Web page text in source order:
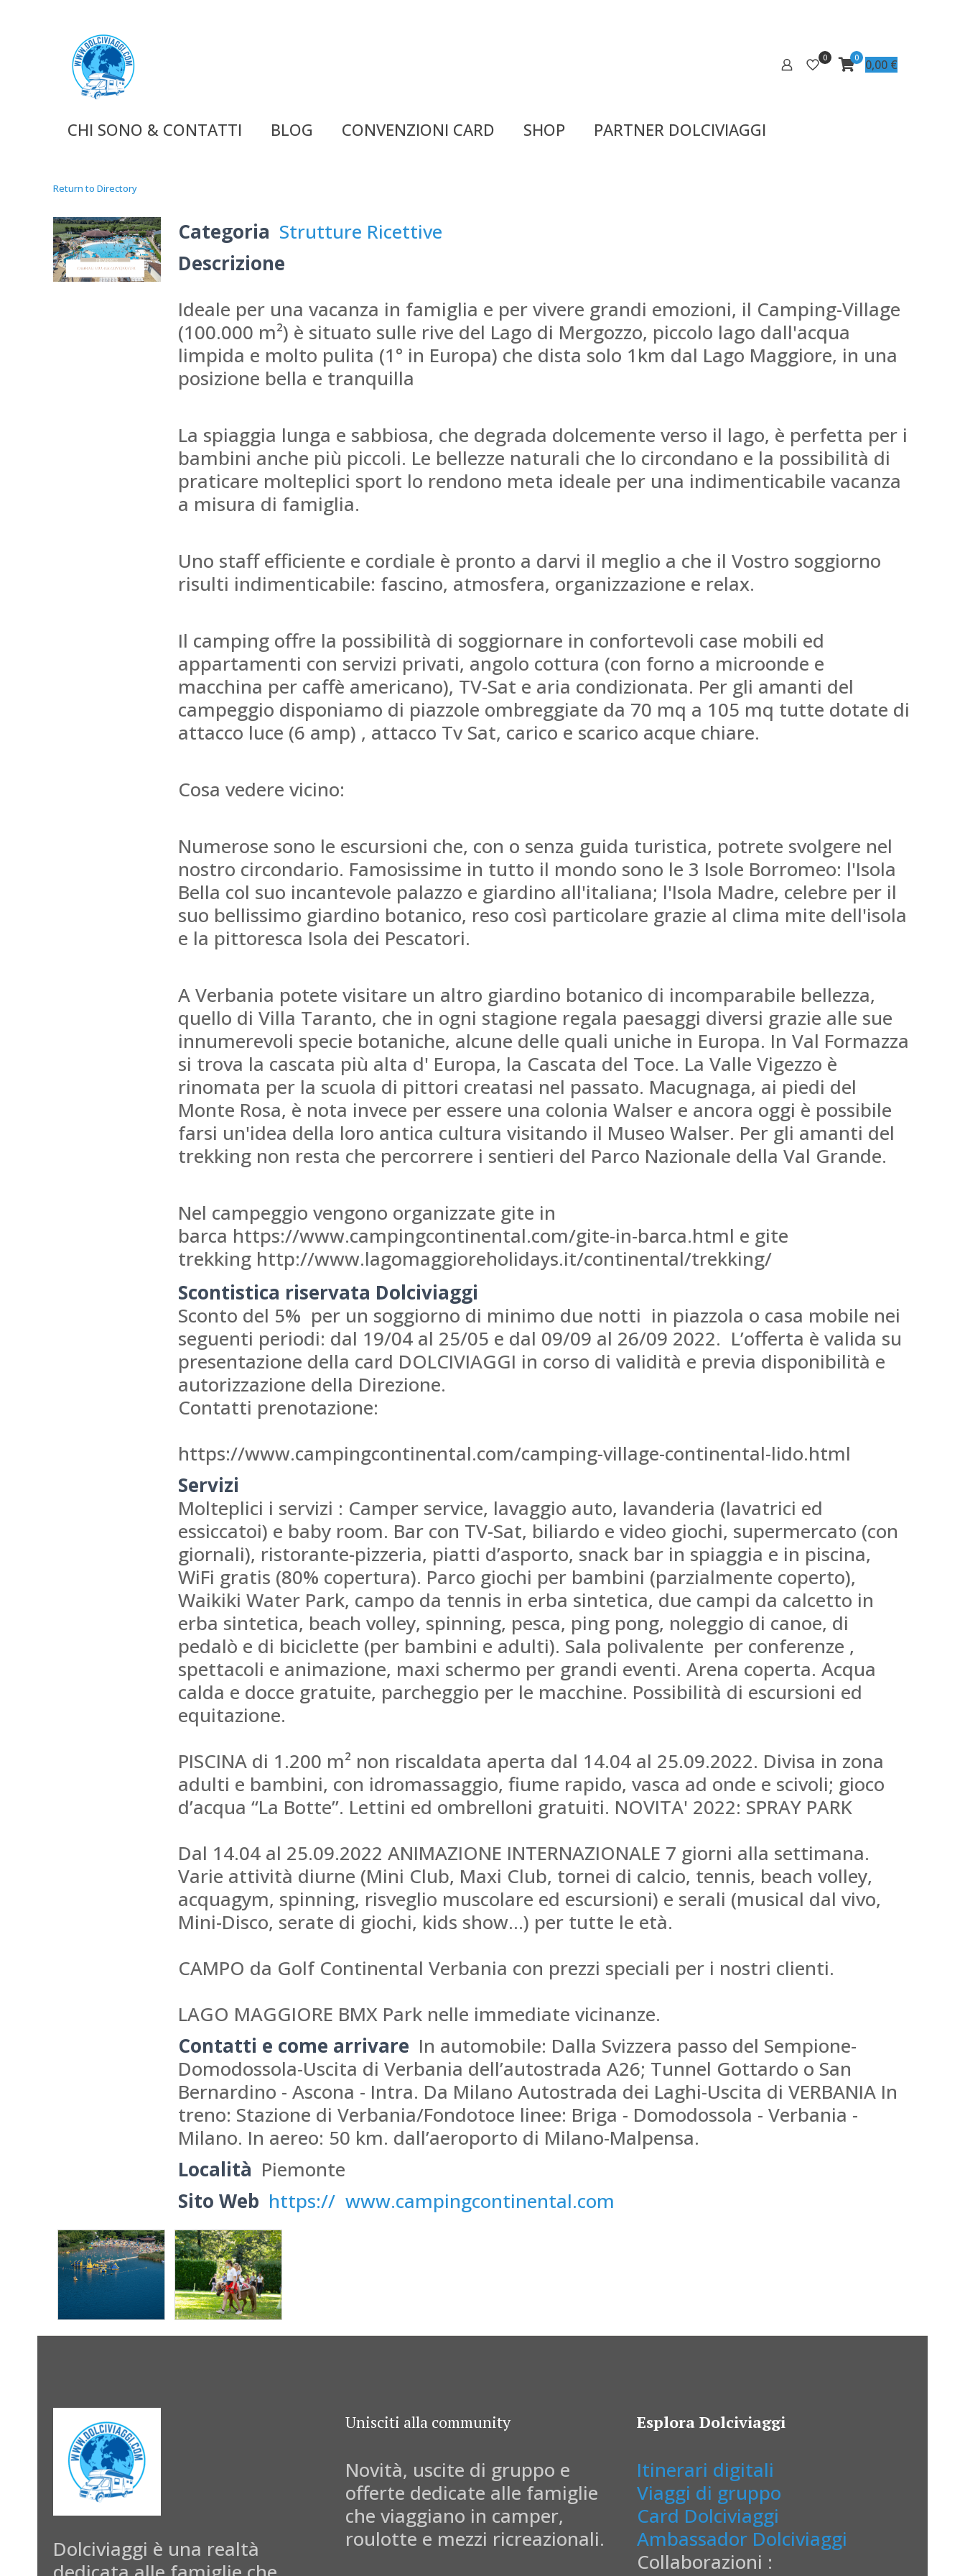
0 0 0,00 €
CHI SONO & CONTATTI BLOG CONVENZIONI CARD SHOP PARTNER DOLCIVIAGGI
Return to Directory
Categoria Strutture Ricettive
Descrizione
Ideale per una vacanza in famiglia e per vivere grandi emozioni, il Camping-Village
(100.000 m²) è situato sulle rive del Lago di Mergozzo, piccolo lago dall'acqua
limpida e molto pulita (1° in Europa) che dista solo 1km dal Lago Maggiore, in una
posizione bella e tranquilla
La spiaggia lunga e sabbiosa, che degrada dolcemente verso il lago, è perfetta per i
bambini anche più piccoli. Le bellezze naturali che lo circondano e la possibilità di
praticare molteplici sport lo rendono meta ideale per una indimenticabile vacanza
a misura di famiglia.
Uno staff efficiente e cordiale è pronto a darvi il meglio a che il Vostro soggiorno
risulti indimenticabile: fascino, atmosfera, organizzazione e relax.
Il camping offre la possibilità di soggiornare in confortevoli case mobili ed
appartamenti con servizi privati, angolo cottura (con forno a microonde e
macchina per caffè americano), TV-Sat e aria condizionata. Per gli amanti del
campeggio disponiamo di piazzole ombreggiate da 70 mq a 105 mq tutte dotate di
attacco luce (6 amp) , attacco Tv Sat, carico e scarico acque chiare.
Cosa vedere vicino:
Numerose sono le escursioni che, con o senza guida turistica, potrete svolgere nel
nostro circondario. Famosissime in tutto il mondo sono le 3 Isole Borromeo: l'Isola
Bella col suo incantevole palazzo e giardino all'italiana; l'Isola Madre, celebre per il
suo bellissimo giardino botanico, reso così particolare grazie al clima mite dell'isola
e la pittoresca Isola dei Pescatori.
A Verbania potete visitare un altro giardino botanico di incomparabile bellezza,
quello di Villa Taranto, che in ogni stagione regala paesaggi diversi grazie alle sue
innumerevoli specie botaniche, alcune delle quali uniche in Europa. In Val Formazza
si trova la cascata più alta d' Europa, la Cascata del Toce. La Valle Vigezzo è
rinomata per la scuola di pittori creatasi nel passato. Macugnaga, ai piedi del
Monte Rosa, è nota invece per essere una colonia Walser e ancora oggi è possibile
farsi un'idea della loro antica cultura visitando il Museo Walser. Per gli amanti del
trekking non resta che percorrere i sentieri del Parco Nazionale della Val Grande.
Nel campeggio vengono organizzate gite in
barca https://www.campingcontinental.com/gite-in-barca.html e gite
trekking http://www.lagomaggioreholidays.it/continental/trekking/
Scontistica riservata Dolciviaggi
Sconto del 5% per un soggiorno di minimo due notti in piazzola o casa mobile nei
seguenti periodi: dal 19/04 al 25/05 e dal 09/09 al 26/09 2022. L’offerta è valida su
presentazione della card DOLCIVIAGGI in corso di validità e previa disponibilità e
autorizzazione della Direzione.
Contatti prenotazione:
https://www.campingcontinental.com/camping-village-continental-lido.html
Servizi
Molteplici i servizi : Camper service, lavaggio auto, lavanderia (lavatrici ed
essiccatoi) e baby room. Bar con TV-Sat, biliardo e video giochi, supermercato (con
giornali), ristorante-pizzeria, piatti d’asporto, snack bar in spiaggia e in piscina,
WiFi gratis (80% copertura). Parco giochi per bambini (parzialmente coperto),
Waikiki Water Park, campo da tennis in erba sintetica, due campi da calcetto in
erba sintetica, beach volley, spinning, pesca, ping pong, noleggio di canoe, di
pedalò e di biciclette (per bambini e adulti). Sala polivalente per conferenze ,
spettacoli e animazione, maxi schermo per grandi eventi. Arena coperta. Acqua
calda e docce gratuite, parcheggio per le macchine. Possibilità di escursioni ed
equitazione.
PISCINA di 1.200 m² non riscaldata aperta dal 14.04 al 25.09.2022. Divisa in zona
adulti e bambini, con idromassaggio, fiume rapido, vasca ad onde e scivoli; gioco
d’acqua “La Botte”. Lettini ed ombrelloni gratuiti. NOVITA' 2022: SPRAY PARK
Dal 14.04 al 25.09.2022 ANIMAZIONE INTERNAZIONALE 7 giorni alla settimana.
Varie attività diurne (Mini Club, Maxi Club, tornei di calcio, tennis, beach volley,
acquagym, spinning, risveglio muscolare ed escursioni) e serali (musical dal vivo,
Mini-Disco, serate di giochi, kids show...) per tutte le età.
CAMPO da Golf Continental Verbania con prezzi speciali per i nostri clienti.
LAGO MAGGIORE BMX Park nelle immediate vicinanze.
Contatti e come arrivare In automobile: Dalla Svizzera passo del Sempione-
Domodossola-Uscita di Verbania dell’autostrada A26; Tunnel Gottardo o San
Bernardino - Ascona - Intra. Da Milano Autostrada dei Laghi-Uscita di VERBANIA In
treno: Stazione di Verbania/Fondotoce linee: Briga - Domodossola - Verbania -
Milano. In aereo: 50 km. dall’aeroporto di Milano-Malpensa.
Località Piemonte
Sito Web https:// www.campingcontinental.com
Dolciviaggi è una realtà
Unisciti alla community
Novità, uscite di gruppo e
offerte dedicate alle famiglie
che viaggiano in camper,
roulotte e mezzi ricreazionali.
Esplora Dolciviaggi
Itinerari digitali
Viaggi di gruppo
Card Dolciviaggi
Ambassador Dolciviaggi
Collaborazioni :